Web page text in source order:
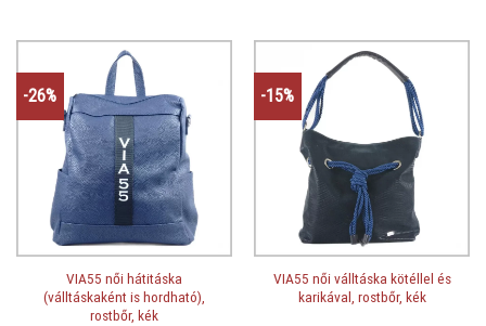
-26%
VIA55 női hátitáska
(válltáskaként is hordható),
rostbőr, kék
-15%
VIA55 női válltáska kötéllel és
karikával, rostbőr, kék